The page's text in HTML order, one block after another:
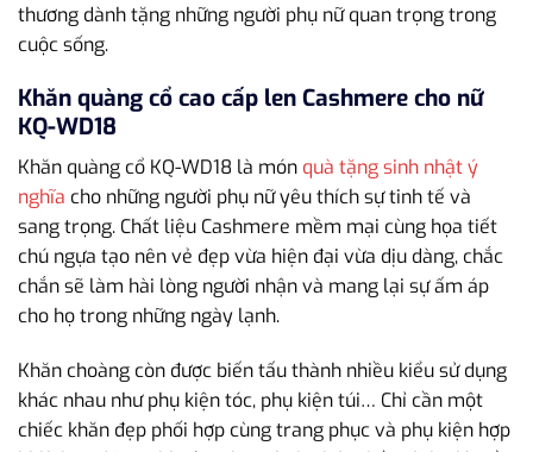
thương dành tặng những người phụ nữ quan trọng trong
cuộc sống.
Khăn quàng cổ cao cấp len Cashmere cho nữ
KQ-WD18
Khăn quàng cổ KQ-WD18 là món quà tặng sinh nhật ý
nghĩa cho những người phụ nữ yêu thích sự tinh tế và
sang trọng. Chất liệu Cashmere mềm mại cùng họa tiết
chú ngựa tạo nên vẻ đẹp vừa hiện đại vừa dịu dàng, chắc
chắn sẽ làm hài lòng người nhận và mang lại sự ấm áp
cho họ trong những ngày lạnh.
Khăn choàng còn được biến tấu thành nhiều kiểu sử dụng
khác nhau như phụ kiện tóc, phụ kiện túi… Chỉ cần một
chiếc khăn đẹp phối hợp cùng trang phục và phụ kiện hợp